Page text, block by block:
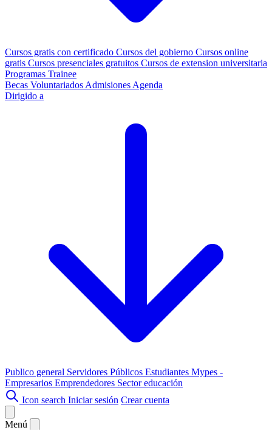
Cursos gratis con certificado Cursos del gobierno Cursos online
gratis Cursos presenciales gratuitos Cursos de extension universitaria
Programas Trainee
Becas Voluntariados Admisiones Agenda
Dirigido a
Publico general Servidores Públicos Estudiantes Mypes -
Empresarios Emprendedores Sector educación
Icon search Iniciar sesión Crear cuenta
Menú